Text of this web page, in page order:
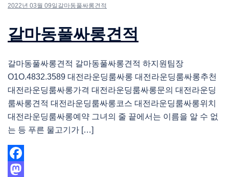
2022년 03월 09일 갈마동풀싸롱견적
갈마동풀싸롱견적
갈마동풀싸롱견적 갈마동풀싸롱견적 하지원팀장
O1O.4832.3589 대전라운딩룸싸롱 대전라운딩룸싸롱추천
대전라운딩룸싸롱가격 대전라운딩룸싸롱문의 대전라운딩
룸싸롱견적 대전라운딩룸싸롱코스 대전라운딩룸싸롱위치
대전라운딩룸싸롱예약 그녀의 줄 끝에서는 이름을 알 수 없
는 등 푸른 물고기가 […]
Facebook